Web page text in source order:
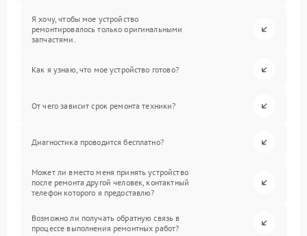
Я хочу, чтобы мое устройство
ремонтировалось только оригинальными
запчастями.
Как я узнаю, что мое устройство готово?
От чего зависит срок ремонта техники?
Диагностика проводится бесплатно?
Может ли вместо меня принять устройство
после ремонта другой человек, контактный
телефон которого я предоставлю?
Возможно ли получать обратную связь в
процессе выполнения ремонтных работ?